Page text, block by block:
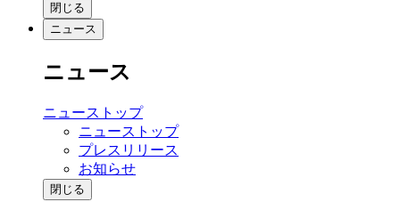
閉じる
ニュース
ニュース
ニューストップ
ニューストップ
プレスリリース
お知らせ
閉じる